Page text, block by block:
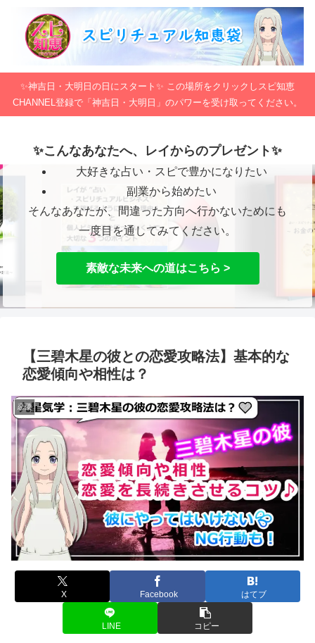
✨神吉日・大明日の日にスタート✨ この場所をクリックしスピ知恵
CHANNEL登録で「神吉日・大明日」のパワーを受け取ってください。
✨こんなあなたへ、レイからのプレゼント✨
大好きな占い・スピで豊かになりたい
副業から始めたい
そんなあなたが、間違った方向へ行かないためにも
一度目を通してみてください。
素敵な未来への道はこちら >
【三碧木星の彼との恋愛攻略法】基本的な
恋愛傾向や相性は？
恋愛
X Facebook はてブ
LINE コピー